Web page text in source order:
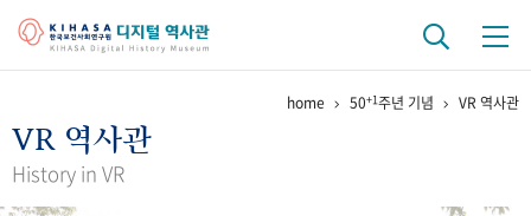
걸어온 길 기관 변천사
home 50+1주년 기념 VR 역사관
VR 역사관
History in VR